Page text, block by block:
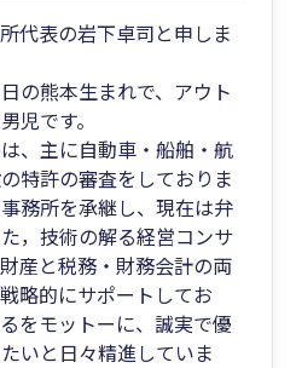
代表の岩下卓司と申しま
の熊本生まれで、アウト
児です。
、主に自動車・船舶・航
特許の審査をしておりま
務所を承継し、現在は弁
，技術の解る経営コンサ
産と税務・財務会計の両
略的にサポートしてお
をモットーに、誠実で優
いと日々精進していま